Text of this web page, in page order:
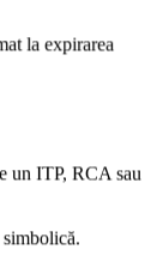
expirarea
ITP, RCA sau